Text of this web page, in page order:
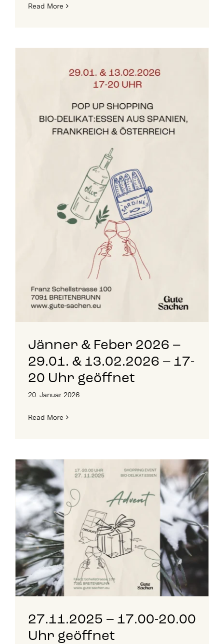
Read More
Jänner & Feber 2026 –
29.01. & 13.02.2026 – 17-
20 Uhr geöffnet
20. Januar 2026
Read More
27.11.2025 – 17.00-20.00
Uhr geöffnet